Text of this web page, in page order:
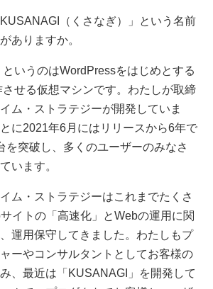
（くさなぎ）」という名前
ありますか。
いうのはWordPressをはじめとする
せる仮想マシンです。わたしが取締
ム・ストラテジーが開発していま
に2021年6月にはリリースから6年で
を突破し、多くのユーザーのみなさ
います。
ム・ストラテジーはこれまでたくさ
イトの「高速化」とWebの運用に関
運用保守してきました。わたしもプ
ーやコンサルタントとしてお客様の
、最近は「KUSANAGI」を開発して